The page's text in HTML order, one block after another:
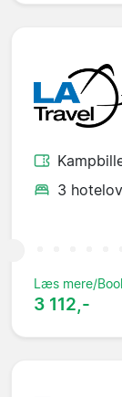
3
Læs mere/
3 112,-